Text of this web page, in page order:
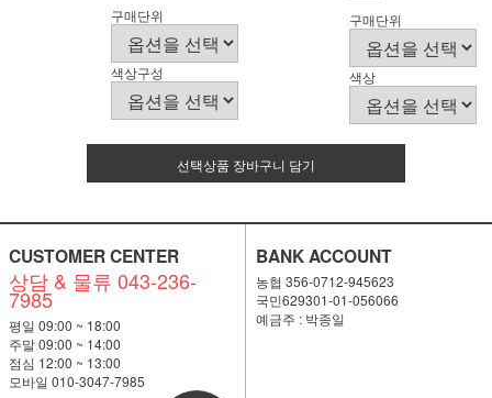
구매단위
색상구성
구매단위
색상
선택상품 장바구니 담기
CUSTOMER CENTER
상담 & 물류 043-236-
7985
평일 09:00 ~ 18:00
주말 09:00 ~ 14:00
점심 12:00 ~ 13:00
모바일 010-3047-7985
BANK ACCOUNT
농협 356-0712-945623
국민629301-01-056066
예금주 : 박종일